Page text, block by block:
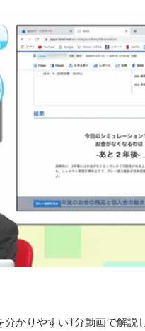
かりやすい1分動画で解説